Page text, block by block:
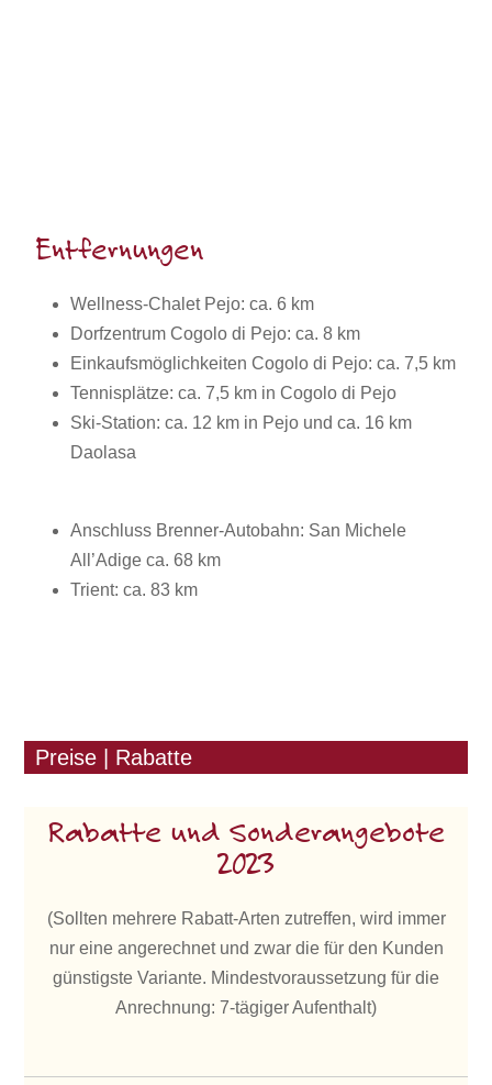
Entfernungen
Wellness-Chalet Pejo: ca. 6 km
Dorfzentrum Cogolo di Pejo: ca. 8 km
Einkaufsmöglichkeiten Cogolo di Pejo: ca. 7,5 km
Tennisplätze: ca. 7,5 km in Cogolo di Pejo
Ski-Station: ca. 12 km in Pejo und ca. 16 km
Daolasa
Anschluss Brenner-Autobahn: San Michele
All’Adige ca. 68 km
Trient: ca. 83 km
Preise | Rabatte
Rabatte und Sonderangebote
2023
(Sollten mehrere Rabatt-Arten zutreffen, wird immer
nur eine angerechnet und zwar die für den Kunden
günstigste Variante. Mindestvoraussetzung für die
Anrechnung: 7-tägiger Aufenthalt)